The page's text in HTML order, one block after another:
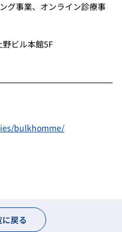
グ事業、オンライン診療事
ビル本館5F
bulkhomme/
戻る